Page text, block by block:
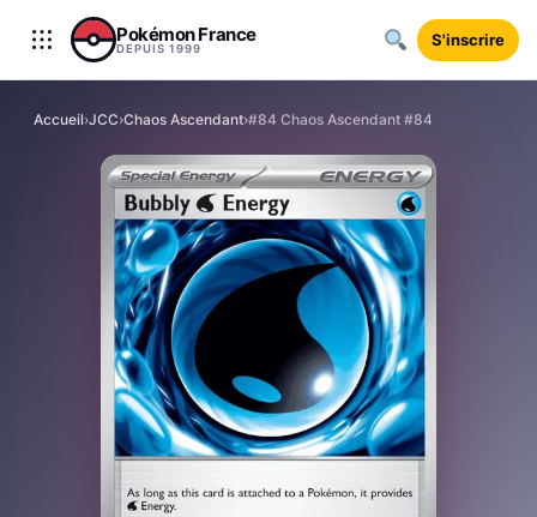
Aller au contenu
Pokémon France
DEPUIS 1999 S'inscrire
Accueil›JCC›Chaos Ascendant›#84 Chaos Ascendant #84